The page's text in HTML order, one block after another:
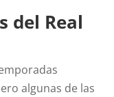
del Real
algunas de las